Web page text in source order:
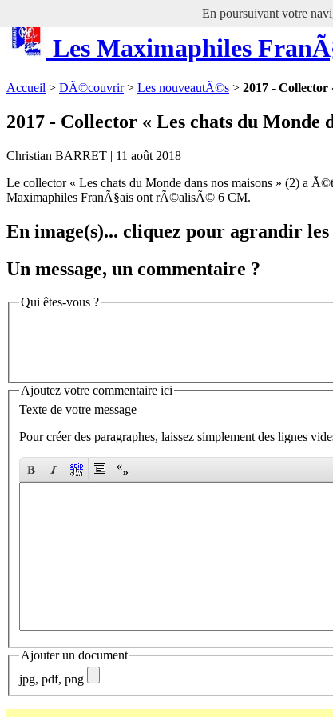
En poursuivant votre
Les Maximaphiles
Accueil > DÃ©couvrir> Les nouveautÃ©s > 2017 - Collector
2017 - Collector « Les chats du Monde
Christian BARRET | 11 août 2018
Le collector « Les chats du Monde dans nos maisons » (2) a
Maximaphiles FranÃ§ais ont rÃ©alisÃ© 6 CM.
En image(s)... cliquez pour agrandir les
Un message, un commentaire ?
Qui êtes-vous ?
Ajoutez votre commentaire ici
Texte de votre message
Pour créer des paragraphes, laissez simplement des lignes
Ajouter un document
jpg, pdf, png